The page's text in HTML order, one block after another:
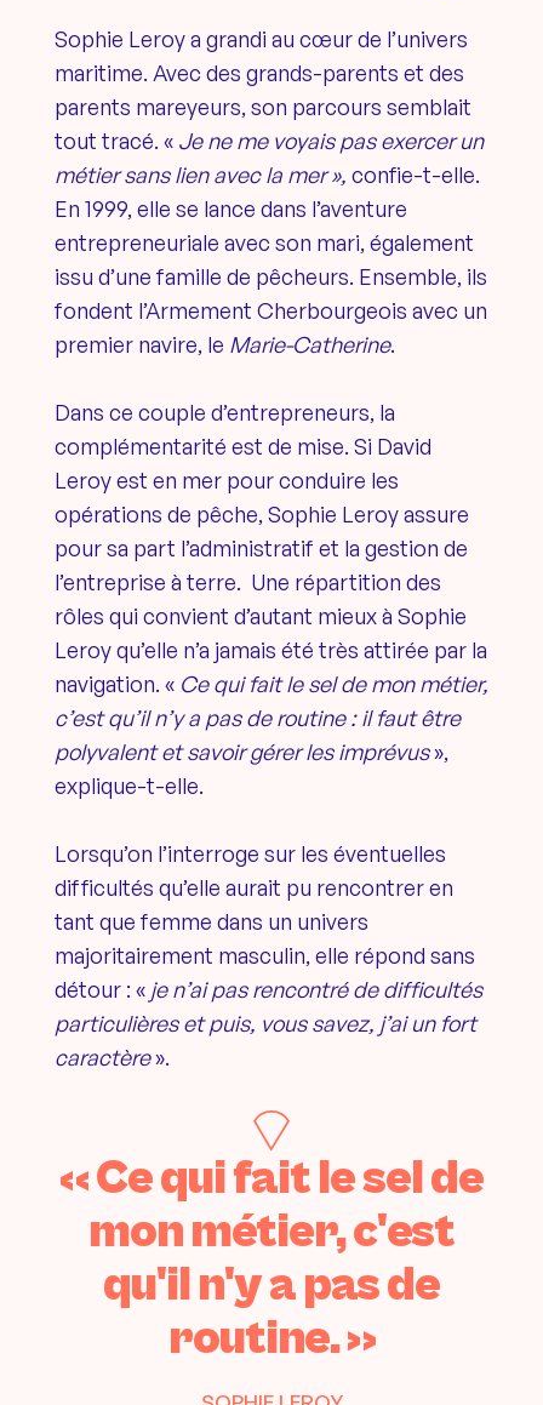
Sophie Leroy a grandi au cœur de l’univers
maritime. Avec des grands-parents et des
parents mareyeurs, son parcours semblait
tout tracé. « Je ne me voyais pas exercer un
métier sans lien avec la mer », confie-t-elle.
En 1999, elle se lance dans l’aventure
entrepreneuriale avec son mari, également
issu d’une famille de pêcheurs. Ensemble, ils
fondent l’Armement Cherbourgeois avec un
premier navire, le Marie-Catherine.
Dans ce couple d’entrepreneurs, la
complémentarité est de mise. Si David
Leroy est en mer pour conduire les
opérations de pêche, Sophie Leroy assure
pour sa part l’administratif et la gestion de
l’entreprise à terre. Une répartition des
rôles qui convient d’autant mieux à Sophie
Leroy qu’elle n’a jamais été très attirée par la
navigation. « Ce qui fait le sel de mon métier,
c’est qu’il n’y a pas de routine : il faut être
polyvalent et savoir gérer les imprévus»,
explique-t-elle.
Lorsqu’on l’interroge sur les éventuelles
difficultés qu’elle aurait pu rencontrer en
tant que femme dans un univers
majoritairement masculin, elle répond sans
détour : « je n’ai pas rencontré de difficultés
particulières et puis, vous savez, j’ai un fort
caractère».
« Ce qui fait le sel de
mon métier, c'est
qu'il n'y a pas de
routine. »